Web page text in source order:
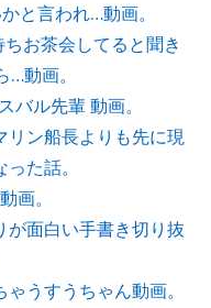
と言われ…動画。
お茶会してると聞き
…動画。
バル先輩 動画。
リン船長よりも先に現
た話。
画。
が面白い手書き切り抜
うすうちゃん動画。